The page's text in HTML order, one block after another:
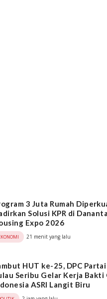
3 Juta Rumah
Solusi KPR di
Expo 2026
21 menit yang lalu
HUT ke-25, DPC
Seribu Gelar Kerja Bakti
ASRI Langit Biru